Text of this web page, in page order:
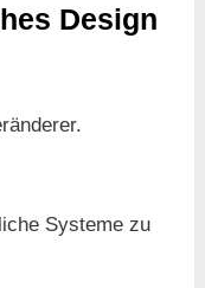
Design
Systeme zu